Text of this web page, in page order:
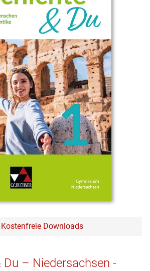
Downloads
Du – Niedersachsen -